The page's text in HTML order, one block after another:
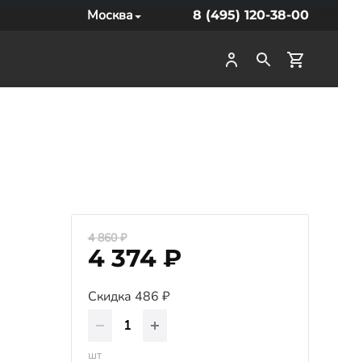
Москва 8 (495) 120-38-00
4 860 ₽
4 374 ₽
Скидка 486 ₽
шт